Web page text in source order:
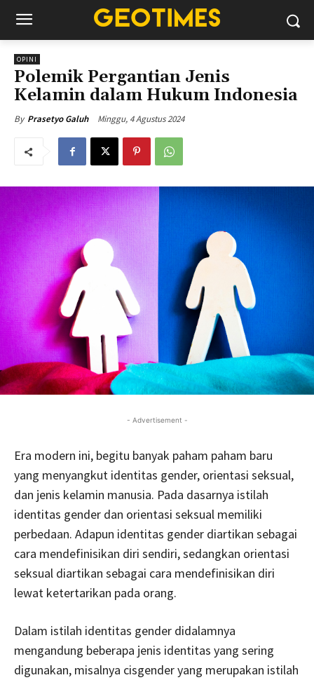
OPINI
Polemik Pergantian Jenis
Kelamin dalam Hukum Indonesia
By Prasetyo Galuh Minggu, 4 Agustus 2024
- Advertisement -
Era modern ini, begitu banyak paham paham baru
yang menyangkut identitas gender, orientasi seksual,
dan jenis kelamin manusia. Pada dasarnya istilah
identitas gender dan orientasi seksual memiliki
perbedaan. Adapun identitas gender diartikan sebagai
cara mendefinisikan diri sendiri, sedangkan orientasi
seksual diartikan sebagai cara mendefinisikan diri
lewat ketertarikan pada orang.
Dalam istilah identitas gender didalamnya
mengandung beberapa jenis identitas yang sering
digunakan, misalnya cisgender yang merupakan istilah